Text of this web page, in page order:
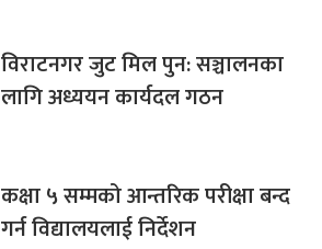
विराटनगर जुट मिल पुन: सञ्चालनका
लागि अध्ययन कार्यदल गठन
कक्षा ५ सम्मको आन्तरिक परीक्षा बन्द
गर्न विद्यालयलाई निर्देशन